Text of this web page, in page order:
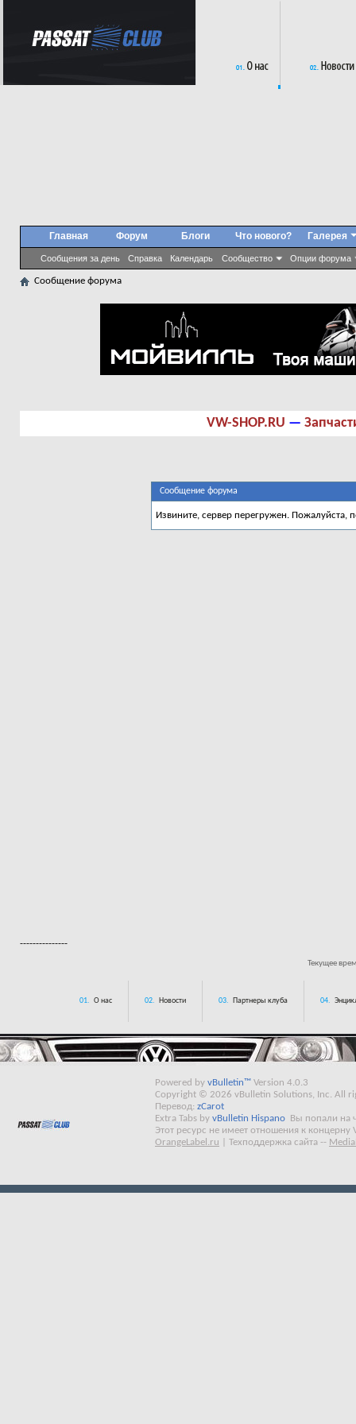
Главная Форум
Сообщения за день Справка Календарь Сообщество Опции форума
Блоги Что нового? Галерея
Сообщение форума
VW-SHOP.RU —
Сообщение форума
Извините, сервер перегружен. Пожалуйста,
---------------
Текущее
01. О нас 02. Новости 03. Партнеры клуба 04.
Powered by vBulletin™ Version 4.0.3
Copyright © 2026 vBulletin Solutions, Inc. All
Перевод: zCarot
Extra Tabs by vBulletin Hispano
Вы попали на
Этот ресурс не имеет отношения к концерну
OrangeLabel.ru
Техподдержка сайта --